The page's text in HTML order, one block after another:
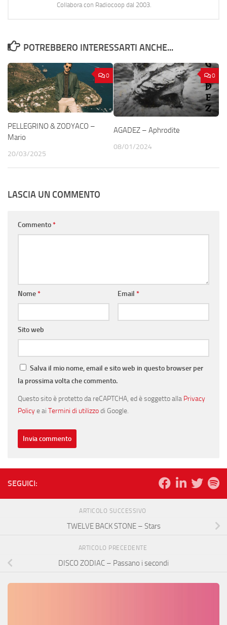
Collabora con Radiocoop dal 2003.
POTREBBERO INTERESSARTI ANCHE...
0
PELLEGRINO & ZODYACO –
Mario
20/03/2025
0
AGADEZ – Aphrodite
08/01/2024
LASCIA UN COMMENTO
Commento*
Nome* Email *
Sito web
Salva il mio nome, email e sito web in questo browser per
la prossima volta che commento.
Questo sito è protetto da reCAPTCHA, ed è soggetto alla Privacy
Policye ai Termini di utilizzodi Google.
SEGUICI:
ARTICOLO SUCCESSIVO
TWELVE BACK STONE – Stars
ARTICOLO PRECEDENTE
DISCO ZODIAC – Passano i secondi